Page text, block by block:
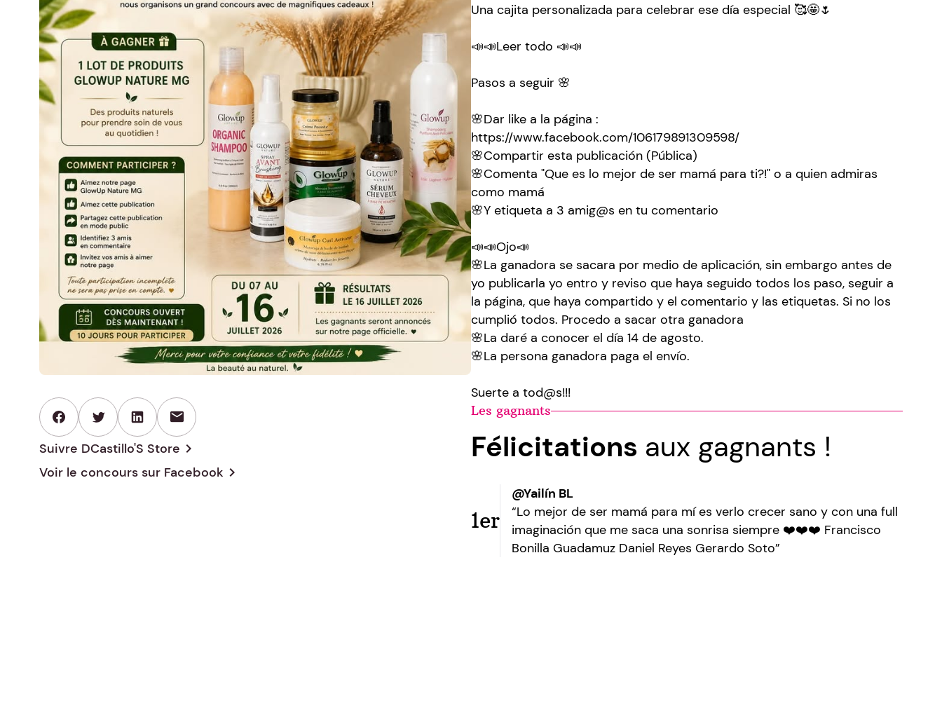
mail
Suivre DCastillo'S Store chevron_right
Voir le concours sur Facebook chevron_right
Una cajita personalizada para celebrar ese día especial 🥰🤩🌷
📣📣Leer todo 📣📣
Pasos a seguir 🌸
🌸Dar like a la página :
https://www.facebook.com/106179891309598/
🌸Compartir esta publicación (Pública)
🌸Comenta "Que es lo mejor de ser mamá para ti?!" o a quien admiras
como mamá
🌸Y etiqueta a 3 amig@s en tu comentario
📣📣Ojo📣
🌸La ganadora se sacara por medio de aplicación, sin embargo antes de
yo publicarla yo entro y reviso que haya seguido todos los paso, seguir a
la página, que haya compartido y el comentario y las etiquetas. Si no los
cumplió todos. Procedo a sacar otra ganadora
🌸La daré a conocer el día 14 de agosto.
🌸La persona ganadora paga el envío.
Suerte a tod@s!!!
Les gagnants
Félicitations aux gagnants !
1er
@Yailín BL
“Lo mejor de ser mamá para mí es verlo crecer sano y con una full
imaginación que me saca una sonrisa siempre ❤️❤️❤️ Francisco
Bonilla Guadamuz Daniel Reyes Gerardo Soto”